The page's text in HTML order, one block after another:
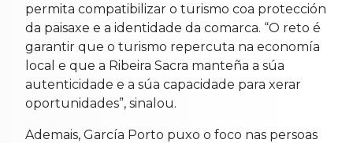
permita compatibilizar o turismo coa protección
da paisaxe e a identidade da comarca. “O reto é
garantir que o turismo repercuta na economía
local e que a Ribeira Sacra manteña a súa
autenticidade e a súa capacidade para xerar
oportunidades”, sinalou.
Ademais, García Porto puxo o foco nas persoas